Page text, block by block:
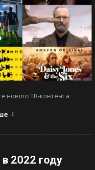
нового ТВ-контента
2022 году